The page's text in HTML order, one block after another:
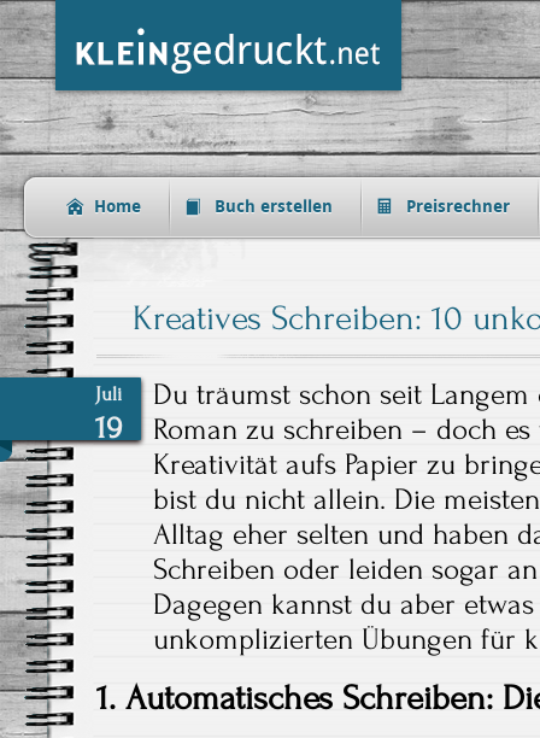
Home Buch erstellen Preisrechner
Kreatives Schreiben: 10
Juli
19
Du träumst schon seit
Roman zu schreiben – doch
Kreativität aufs Papier zu
bist du nicht allein. Die
Alltag eher selten und haben
Schreiben oder leiden sogar
Dagegen kannst du aber
unkomplizierten Übungen für
1. Automatisches Schreiben: